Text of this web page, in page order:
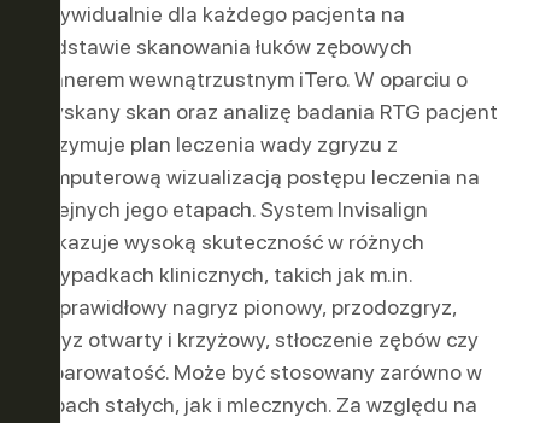
indywidualnie dla każdego pacjenta na
podstawie skanowania łuków zębowych
skanerem wewnątrzustnym iTero. W oparciu o
uzyskany skan oraz analizę badania RTG pacjent
otrzymuje plan leczenia wady zgryzu z
komputerową wizualizacją postępu leczenia na
kolejnych jego etapach. System Invisalign
wykazuje wysoką skuteczność w różnych
przypadkach klinicznych, takich jak m.in.
nieprawidłowy nagryz pionowy, przodozgryz,
zgryz otwarty i krzyżowy, stłoczenie zębów czy
szparowatość. Może być stosowany zarówno w
zębach stałych, jak i mlecznych. Za względu na